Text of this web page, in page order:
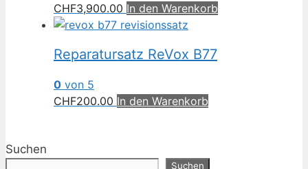
CHF3,900.00 In den Warenkorb
Reparatursatz ReVox B77
0 von 5
CHF200.00 In den Warenkorb
Suchen
Suchen